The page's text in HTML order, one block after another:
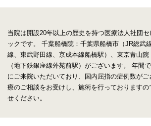
当院は開設20年以上の歴史を持つ医療法人社団
ックです。
千葉船橋院：千葉県船橋市（JR総武
線、東武野田線、京成本線船橋駅）、東京青山
（地下鉄銀座線外苑前駅）がございます。
年間
にご来院いただいており、国内屈指の症例数がご
療のご相談をお受けし、施術を行っております
せください。